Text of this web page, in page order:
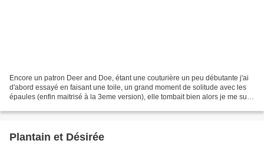
Encore un patron Deer and Doe, étant une couturière un peu débutante j'ai
d'abord essayé en faisant une toile, un grand moment de solitude avec les
épaules (enfin maitrisé à la 3eme version), elle tombait bien alors je me suis
Plantain et Désirée